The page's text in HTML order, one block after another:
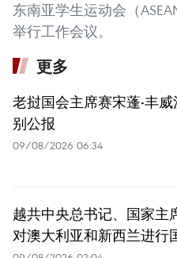
东南亚学生运动会（
举行工作会议。
更多
老挝国会主席赛宋蓬·丰
别公报
09/08/2026 06:34
越共中央总书记、国家主
对澳大利亚和新西兰进行